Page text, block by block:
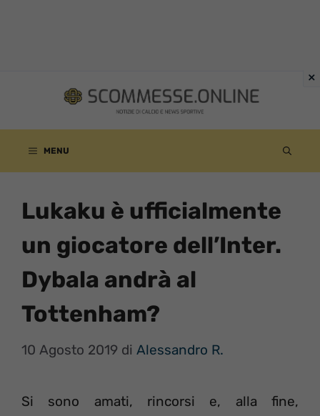
contenuto
MENU
Lukaku è ufficialmente
un giocatore dell’Inter.
Dybala andrà al
Tottenham?
10 Agosto 2019 di Alessandro R.
Si sono amati, rincorsi e, alla fine,